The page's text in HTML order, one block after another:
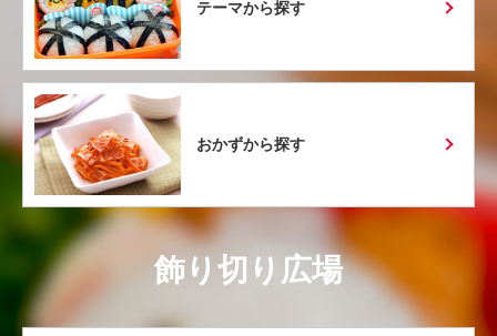
テーマから探す
おかずから探す
飾り切り広場